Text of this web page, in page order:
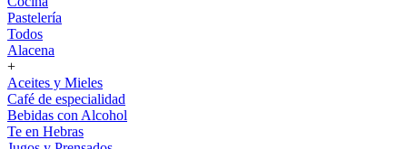
Pastelería
Todos
Alacena
+
Aceites y Mieles
Café de especialidad
Bebidas con Alcohol
Te en Hebras